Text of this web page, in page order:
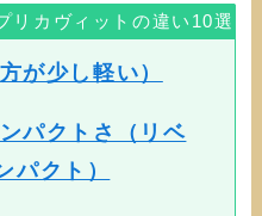
リカヴィットの違い10選
が少し軽い）
パクトさ（リベ
パクト）